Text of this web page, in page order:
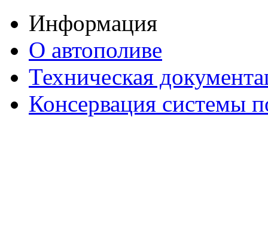
Информация
О автополиве
Техническая
Консервация системы